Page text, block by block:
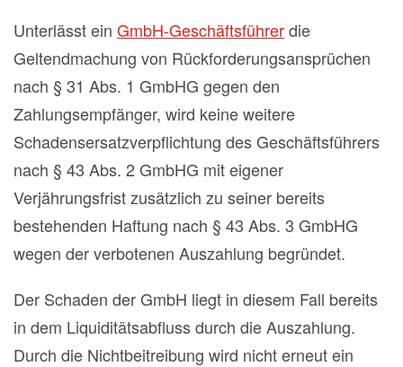
Unterlässt ein GmbH-Geschäftsführerdie
Geltendmachung von Rückforderungsansprüchen
nach § 31 Abs. 1 GmbHG gegen den
Zahlungsempfänger, wird keine weitere
Schadensersatzverpflichtung des Geschäftsführers
nach § 43 Abs. 2 GmbHG mit eigener
Verjährungsfrist zusätzlich zu seiner bereits
bestehenden Haftung nach § 43 Abs. 3 GmbHG
wegen der verbotenen Auszahlung begründet.
Der Schaden der GmbH liegt in diesem Fall bereits
in dem Liquiditätsabfluss durch die Auszahlung.
Durch die Nichtbeitreibung wird nicht erneut ein